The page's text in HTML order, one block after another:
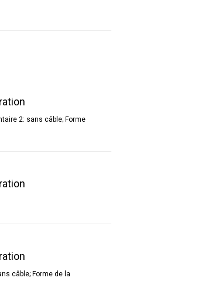
2: sans câble; Forme
câble; Forme de la